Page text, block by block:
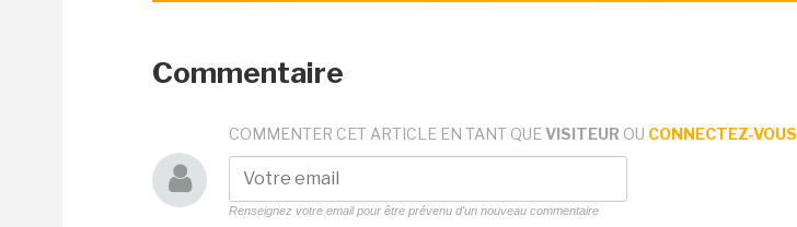
Commentaire
COMMENTER CET ARTICLE EN TANT QUE VISITEUR OU CONNECTEZ-VOUS
Renseignez votre email pour être prévenu d'un nouveau commentaire